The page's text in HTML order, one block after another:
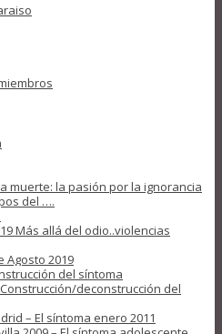
muerte: la pasión por la ignorancia
del ….
Más allá del odio..violencias
Agosto 2019
del síntoma
deconstrucción del
– El síntoma enero 2011